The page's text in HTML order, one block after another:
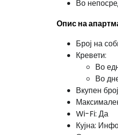
Во
Опис на
Број на
Кревети:
Во
Во
Вкупен
Wi-Fi: Да
Кујна: